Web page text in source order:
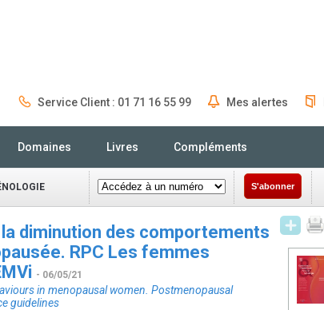
Service Client : 01 71 16 55 99 Mes alertes
Domaines Livres Compléments
S'abonner
diminution des comportements
RPC Les femmes
- 06/05/21
in menopausal women. Postmenopausal
guidelines